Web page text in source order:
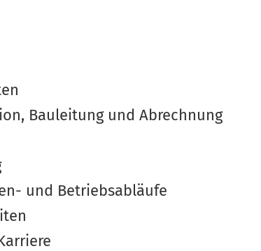
Bauleitung und Abrechnung
und Betriebsabläufe